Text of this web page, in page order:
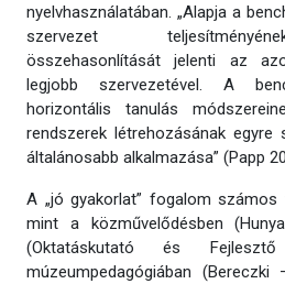
nyelvhasználatában. „Alapja a
szervezet
összehasonlítását jelenti az
legjobb szervezetével. A
horizontális tanulás
rendszerek létrehozásának egyre
általánosabb alkalmazása” (Papp
A „jó gyakorlat” fogalom számos
mint a közművelődésben
(Oktatáskutató és
múzeumpedagógiában